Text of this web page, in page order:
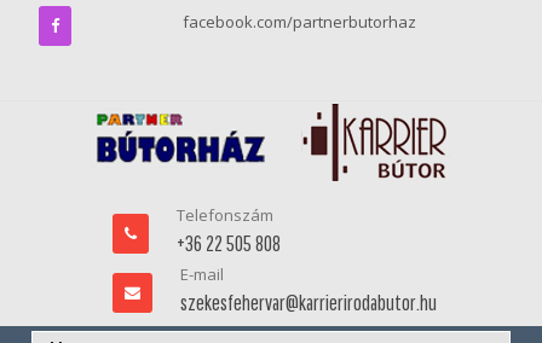
facebook.com/partnerbutorhaz
Telefonszám
+36 22 505 808
E-mail
szekesfehervar@karrierirodabutor.hu